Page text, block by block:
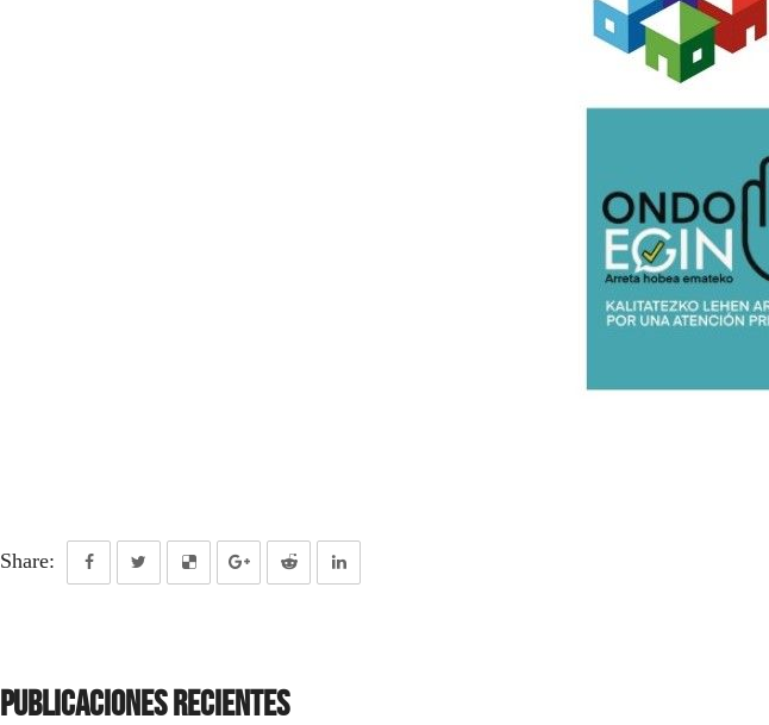
Share:
Publicaciones recientes